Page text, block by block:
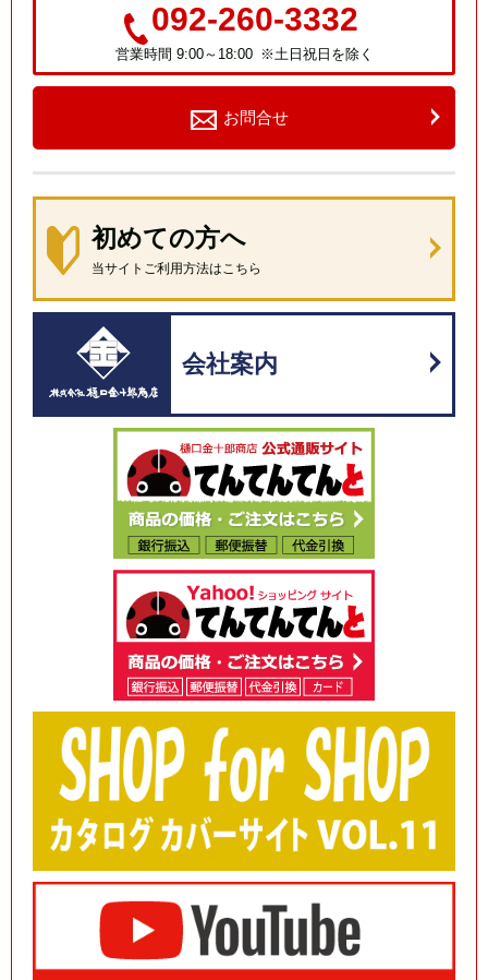
092-260-3332
営業時間 9:00～18:00 ※土日祝日を除く
お問合せ
初めての方へ
当サイトご利用方法はこちら
会社案内